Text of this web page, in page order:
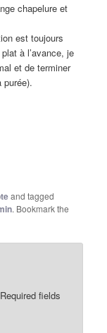
chapelure et
est toujours
à l’avance, je
et de terminer
purée).
and tagged
. Bookmark the
Required fields